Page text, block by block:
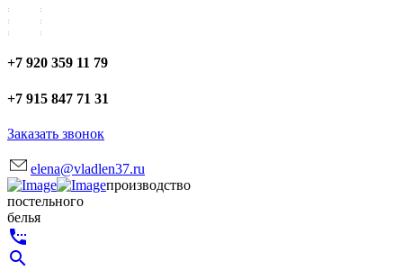
+7 920 359 11 79
+7 915 847 71 31
Заказать звонок
elena@vladlen37.ru
производство
постельного
белья
settings_phone
search